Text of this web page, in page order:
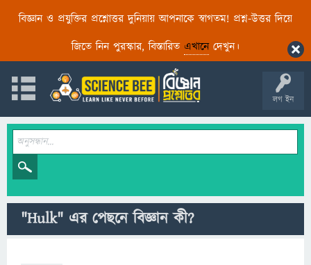
বিজ্ঞান ও প্রযুক্তির প্রশ্নোত্তর দুনিয়ায় আপনাকে স্বাগতম! প্রশ্ন-উত্তর দিয়ে
জিতে নিন পুরস্কার, বিস্তারিত এখানেদেখুন।
লগ ইন
"Hulk" এর পেছনে বিজ্ঞান কী?